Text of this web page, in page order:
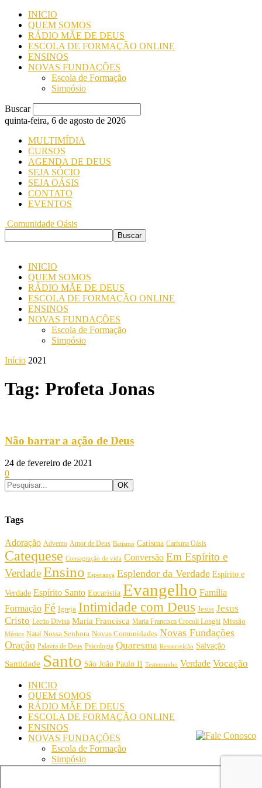
INICIO
QUEM SOMOS
RÁDIO MÃE DE DEUS
ESCOLA DE FORMAÇÃO ONLINE
ENSINOS
NOVAS FUNDAÇÕES
Escola de Formação
Simpósio
Buscar
quinta-feira, 6 de agosto de 2026
MULTIMÍDIA
CURSOS
AGENDA DE DEUS
SEJA SÓCIO
SEJA OÁSIS
CONTATO
EVENTOS
Comunidade Oásis
INICIO
QUEM SOMOS
RÁDIO MÃE DE DEUS
ESCOLA DE FORMAÇÃO ONLINE
ENSINOS
NOVAS FUNDAÇÕES
Escola de Formação
Simpósio
Início 2021
Tag: Profeta Jonas
Não barrar a ação de Deus
24 de fevereiro de 2021
0
Tags
Adoração Advento Amor de Deus Batismo Carisma Carisma Oásis
Catequese Consagração de vida Conversão Em Espírito e
VerdadeEnsino Esperança Esplendor da Verdade Espírito e
Verdade Espírito Santo Eucaristia Evangelho Família
Formação Fé Igreja Intimidade com Deus Jesus Jesus
Cristo Lectio Divina Maria Francisca Maria Francisca Crocoli Longhi Missão
Música Natal Nossa Senhora Novas Comunidades Novas Fundações
Oração Palavra de Deus Psicologia Quaresma Ressurreição Salvação
Santidade Santo São João Paulo II Testemunho Verdade Vocação
INICIO
QUEM SOMOS
RÁDIO MÃE DE DEUS
ESCOLA DE FORMAÇÃO ONLINE
ENSINOS
NOVAS FUNDAÇÕES
Escola de Formação
Simpósio